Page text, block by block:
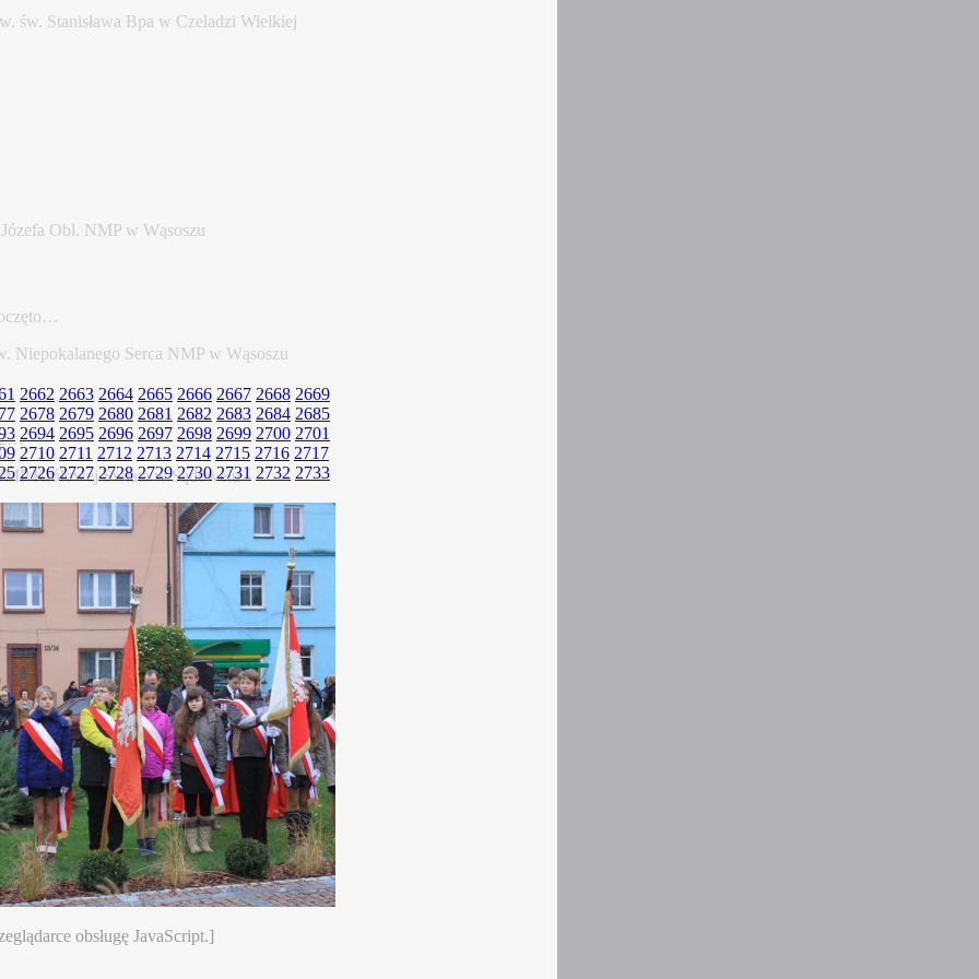
2662 2663 2664 2665 2666 2667 2668 2669
2678 2679 2680 2681 2682 2683 2684 2685
2694 2695 2696 2697 2698 2699 2700 2701
2710 2711 2712 2713 2714 2715 2716 2717
2726 2727 2728 2729 2730 2731 2732 2733
obsługę JavaScript.]